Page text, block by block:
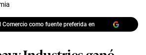
Comercio como fuente preferida en